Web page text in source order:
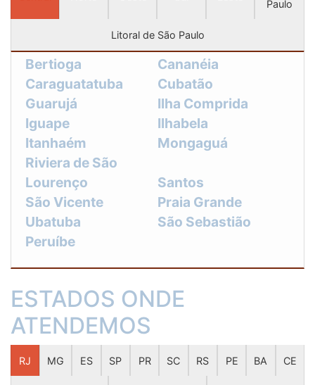
Paulo
Litoral de São Paulo
Bertioga
Cananéia
Caraguatatuba
Cubatão
Guarujá
Ilha Comprida
Iguape
Ilhabela
Itanhaém
Mongaguá
Riviera de São
Lourenço
Santos
São Vicente
Praia Grande
Ubatuba
São Sebastião
Peruíbe
ESTADOS ONDE
ATENDEMOS
RJ MG ES SP PR SC RS PE BA CE